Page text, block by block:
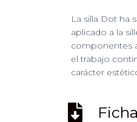
La silla Dot ha
aplicado a la
componentes
el trabajo
carácter